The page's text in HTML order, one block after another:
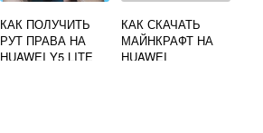
КАК ПОЛУЧИТЬ
РУТ ПРАВА НА
HUAWEI Y5 LITE
КАК СКАЧАТЬ
МАЙНКРАФТ НА
HUAWEI